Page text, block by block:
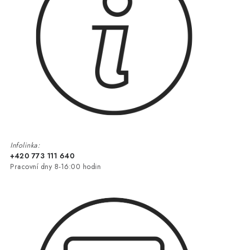
Infolinka:
+420 773 111 640
Pracovní dny 8-16:00 hodin